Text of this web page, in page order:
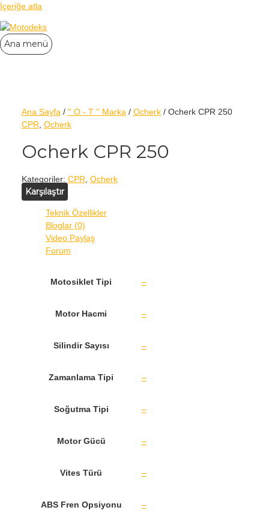
İçeriğe atla
Ana menü
Ana Sayfa / '' O - T '' Marka / Ocherk/ Ocherk CPR 250
CPR Ocherk
Ocherk CPR 250
Kategoriler: CPR Ocherk
Karşılaştır
Teknik Özellikler
Bloglar (0)
Video Paylaş
Forum
Motosiklet Tipi –
Motor Hacmi –
Silindir Sayısı –
Zamanlama Tipi –
Soğutma Tipi –
Motor Gücü –
Vites Türü –
ABS Fren Opsiyonu –